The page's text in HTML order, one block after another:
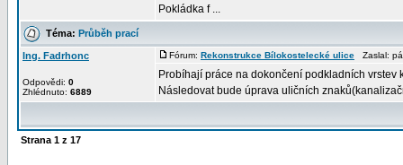
Pokládka f ...
Téma: Průběh prací
Ing. Fadrhonc
Odpovědi: 0
Zhlédnuto: 6889
Fórum: Rekonstrukce Bílokostelecké ulice Zaslal:
Probíhají práce na dokončení podkladních
Následovat bude úprava uličních
Strana 1 z 17